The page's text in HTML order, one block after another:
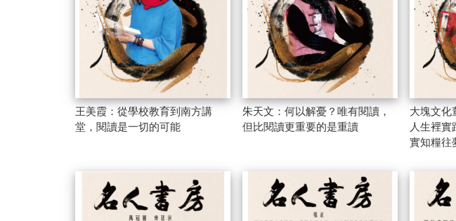
王美霞：從學校教育到南方講
堂，閱讀是一切的可能
朱天文：何以解憂？唯有閱讀，
但比閱讀更重要的是重讀
大塊文化
人生裡實
實知糧往